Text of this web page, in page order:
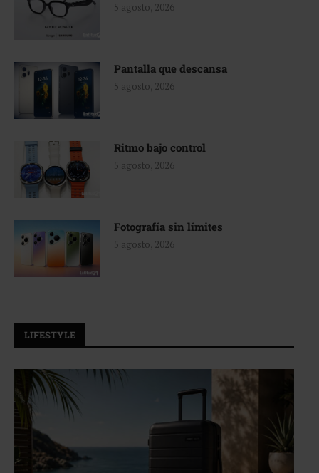
5 agosto, 2026
Pantalla que descansa
5 agosto, 2026
Ritmo bajo control
5 agosto, 2026
Fotografía sin límites
5 agosto, 2026
LIFESTYLE